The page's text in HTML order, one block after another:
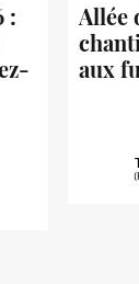
:
Allée
aux